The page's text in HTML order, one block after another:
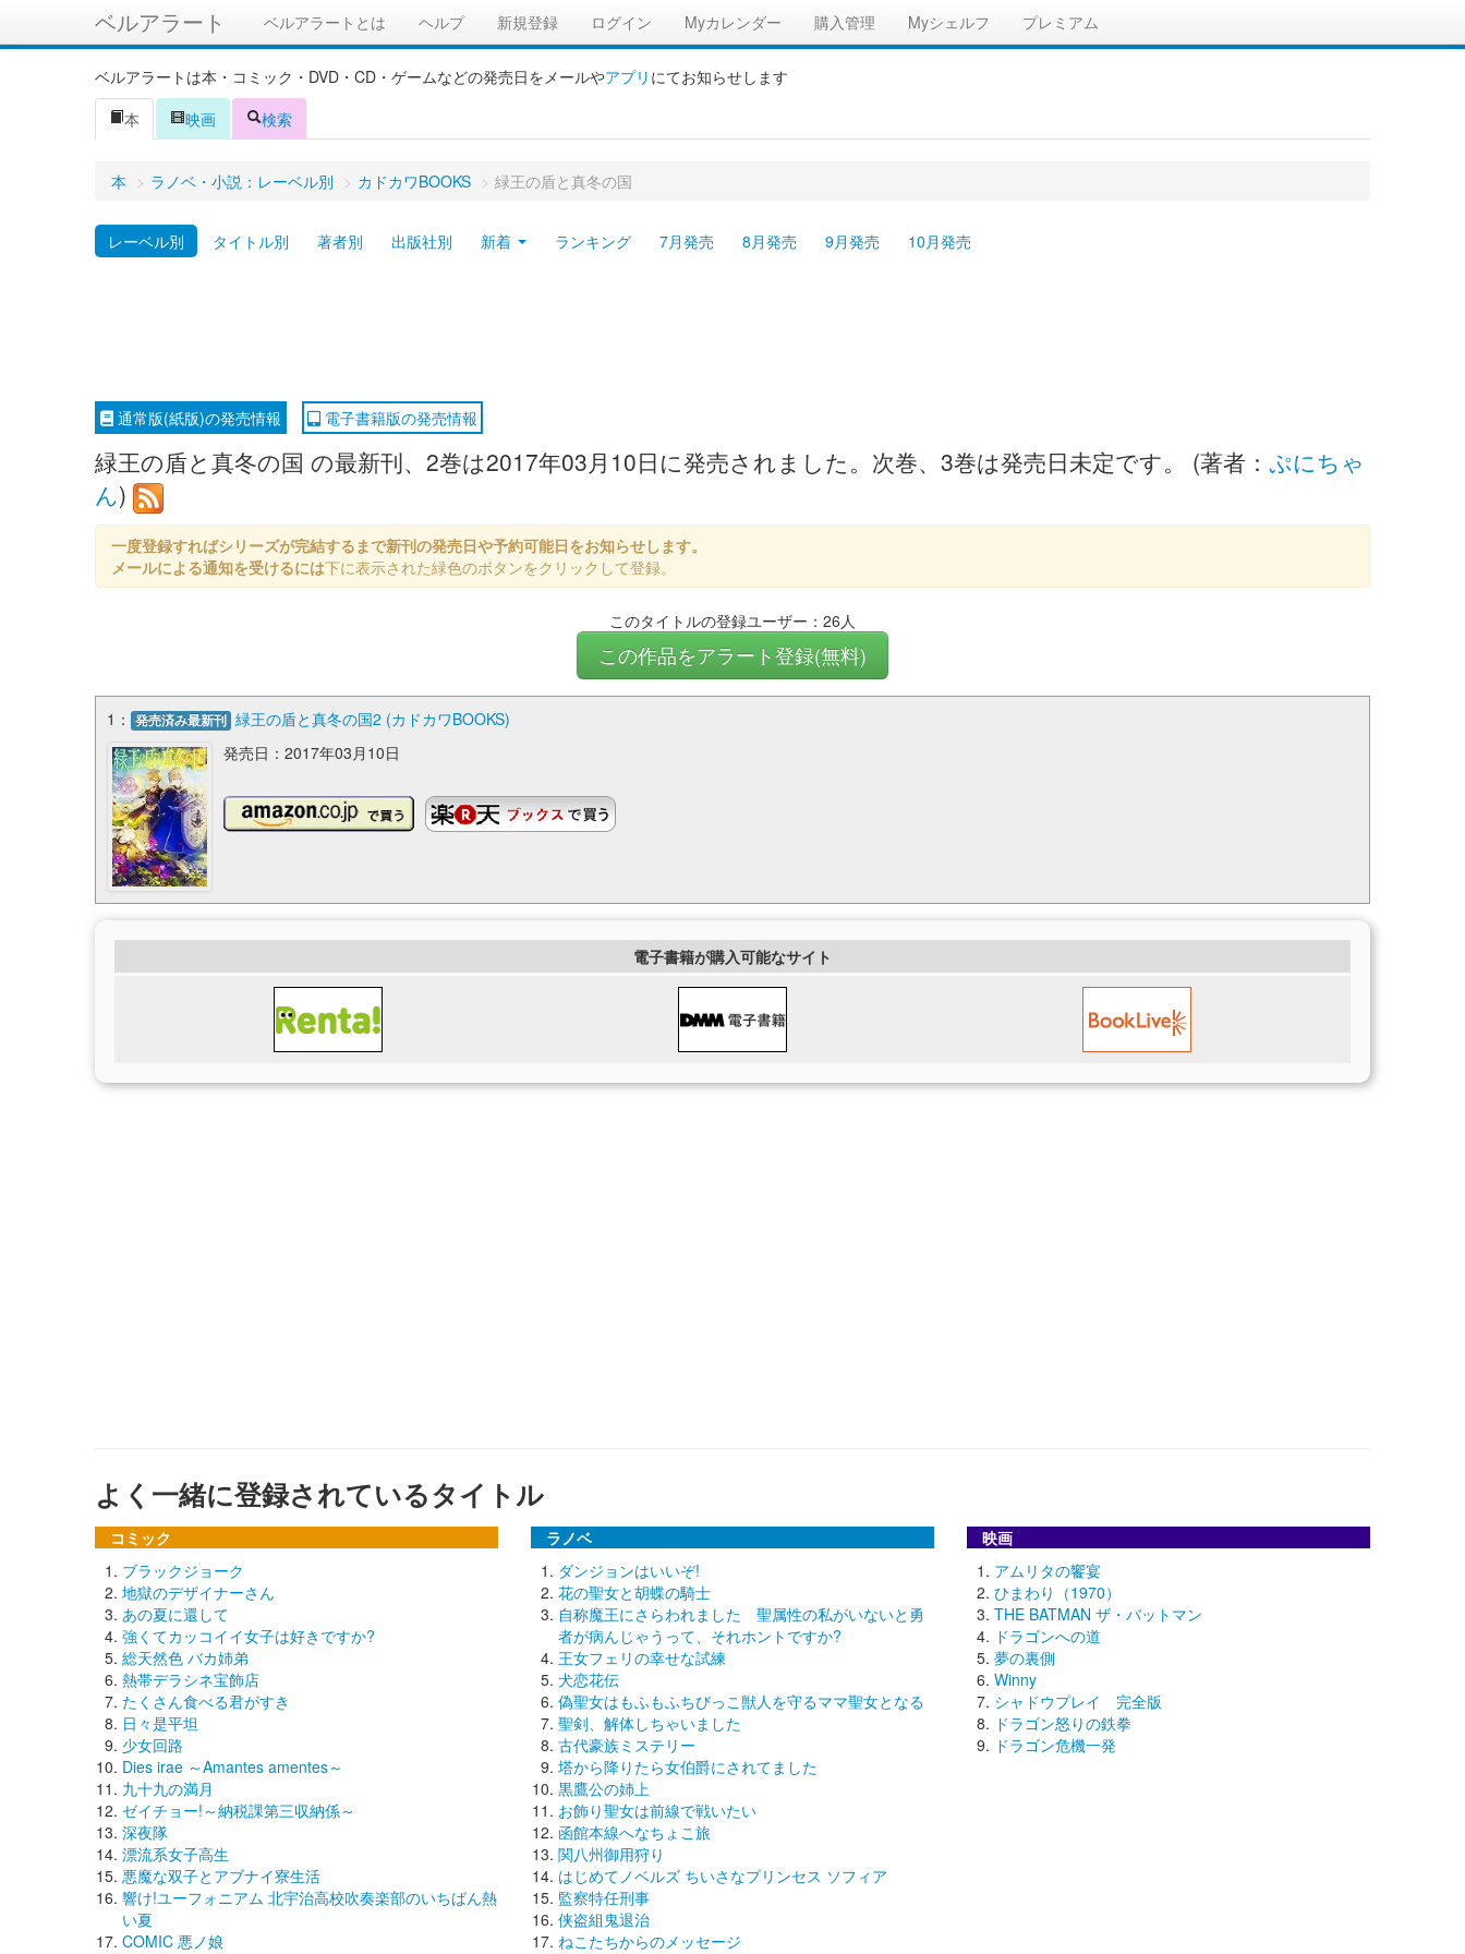
ベルアラート ベルアラートとは ヘルプ 新規登録 ログイン Myカレンダー 購入管理 Myシェルフ プレミアム
ベルアラートは本・コミック・DVD・CD・ゲームなどの発売日をメールやアプリ にてお知らせします
本
映画 検索
本 > ラノベ・小説：レーベル別 > カドカワBOOKS > 緑王の盾と真冬の国
レーベル別 タイトル別 著者別 出版社別 新着 ランキング 7月発売 8月発売 9月発売 10月発売
通常版(紙版)の発売情報 電子書籍版の発売情報
緑王の盾と真冬の国 の最新刊、2巻は2017年03月10日に発売されました。次巻、3巻は発売日未定です。 (著者： ぷにちゃ
ん)
一度登録すればシリーズが完結するまで新刊の発売日や予約可能日をお知らせします。
メールによる通知を受けるには下に表示された緑色のボタンをクリックして登録。
このタイトルの登録ユーザー：26人
この作品をアラート登録(無料)
1： 発売済み最新刊 緑王の盾と真冬の国2 (カドカワBOOKS)
発売日：2017年03月10日
電子書籍が購入可能なサイト
よく一緒に登録されているタイトル
コミック
ブラックジョーク
地獄のデザイナーさん
あの夏に還して
強くてカッコイイ女子は好きですか?
総天然色 バカ姉弟
熱帯デラシネ宝飾店
たくさん食べる君がすき
日々是平坦
少女回路
Dies irae ～Amantes amentes～
九十九の満月
ゼイチョー!～納税課第三収納係～
深夜隊
漂流系女子高生
悪魔な双子とアブナイ寮生活
響け!ユーフォニアム 北宇治高校吹奏楽部のいちばん熱
い夏
COMIC 悪ノ娘
ラノベ
ダンジョンはいいぞ!
花の聖女と胡蝶の騎士
自称魔王にさらわれました 聖属性の私がいないと勇
者が病んじゃうって、それホントですか?
王女フェリの幸せな試練
犬恋花伝
偽聖女はもふもふちびっこ獣人を守るママ聖女となる
聖剣、解体しちゃいました
古代豪族ミステリー
塔から降りたら女伯爵にされてました
黒鷹公の姉上
お飾り聖女は前線で戦いたい
函館本線へなちょこ旅
関八州御用狩り
はじめてノベルズ ちいさなプリンセス ソフィア
監察特任刑事
侠盗組鬼退治
ねこたちからのメッセージ
映画
アムリタの饗宴
ひまわり（1970）
THE BATMAN ザ・バットマン
ドラゴンへの道
夢の裏側
Winny
シャドウプレイ 完全版
ドラゴン怒りの鉄拳
ドラゴン危機一発